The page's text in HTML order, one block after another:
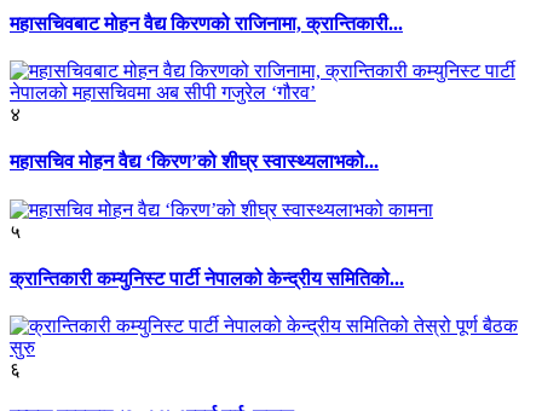
महासचिवबाट मोहन वैद्य किरणको राजिनामा, क्रान्तिकारी...
४
महासचिव मोहन वैद्य ‘किरण’को शीघ्र स्वास्थ्यलाभको...
५
क्रान्तिकारी कम्युनिस्ट पार्टी नेपालको केन्द्रीय समितिको...
६